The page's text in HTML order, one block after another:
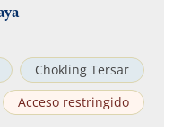
Chokling Tersar
Acceso restringido